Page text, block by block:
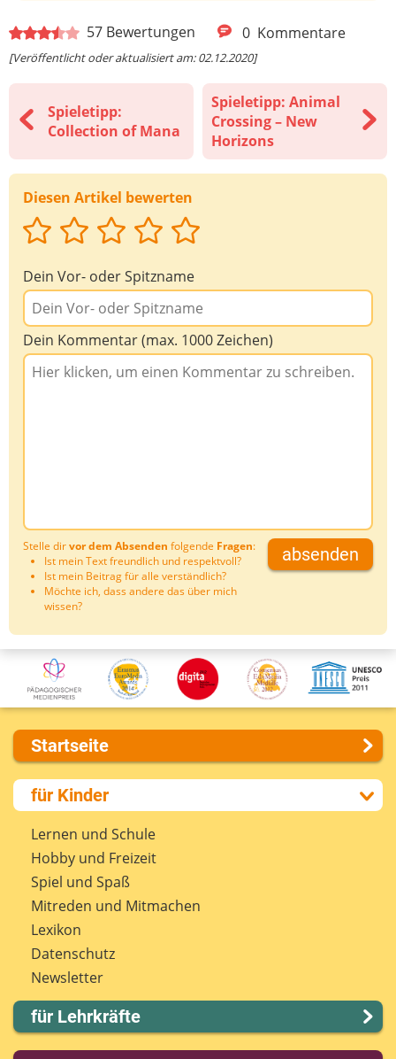
57 Bewertungen 0 Kommentare
[Veröffentlicht oder aktualisiert am: 02.12.2020]
Spieletipp:
Collection of Mana
Spieletipp: Animal
Crossing – New
Horizons
Diesen Artikel bewerten
Dein Vor- oder Spitzname
Dein Kommentar (max. 1000 Zeichen)
Stelle dirvor dem Absenden folgende Fragen:
Ist mein Text freundlich und respektvoll?
Ist mein Beitrag für alle verständlich?
Möchte ich, dass andere das über mich
wissen?
absenden
Deine E-Mail-Adresse (wenn du eine Antwort
möchtest)
Deine Nachricht
Startseite
Über uns
Presse
Kontakt
Impressum
Internet-ABC Sitemap
Barrierefreiheit
Länderprojekte
für Kinder
Lernen und Schule
Hobby und Freizeit
Spiel und Spaß
Mitreden und Mitmachen
Lexikon
Datenschutz
Newsletter
für Lehrkräfte